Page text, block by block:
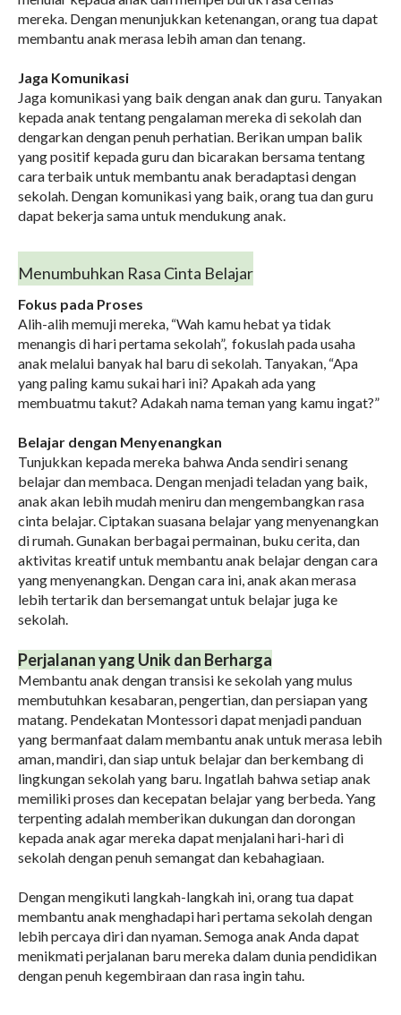
mereka. Dengan menunjukkan ketenangan, orang tua dapat
membantu anak merasa lebih aman dan tenang.
Jaga Komunikasi
Jaga komunikasi yang baik dengan anak dan guru. Tanyakan
kepada anak tentang pengalaman mereka di sekolah dan
dengarkan dengan penuh perhatian. Berikan umpan balik
yang positif kepada guru dan bicarakan bersama tentang
cara terbaik untuk membantu anak beradaptasi dengan
sekolah. Dengan komunikasi yang baik, orang tua dan guru
dapat bekerja sama untuk mendukung anak.
Menumbuhkan Rasa Cinta Belajar
Fokus pada Proses
Alih-alih memuji mereka, “Wah kamu hebat ya tidak
menangis di hari pertama sekolah”, fokuslah pada usaha
anak melalui banyak hal baru di sekolah. Tanyakan, “Apa
yang paling kamu sukai hari ini? Apakah ada yang
membuatmu takut? Adakah nama teman yang kamu ingat?”
Belajar dengan Menyenangkan
Tunjukkan kepada mereka bahwa Anda sendiri senang
belajar dan membaca. Dengan menjadi teladan yang baik,
anak akan lebih mudah meniru dan mengembangkan rasa
cinta belajar. Ciptakan suasana belajar yang menyenangkan
di rumah. Gunakan berbagai permainan, buku cerita, dan
aktivitas kreatif untuk membantu anak belajar dengan cara
yang menyenangkan. Dengan cara ini, anak akan merasa
lebih tertarik dan bersemangat untuk belajar juga ke
sekolah.
Perjalanan yang Unik dan Berharga
Membantu anak dengan transisi ke sekolah yang mulus
membutuhkan kesabaran, pengertian, dan persiapan yang
matang. Pendekatan Montessori dapat menjadi panduan
yang bermanfaat dalam membantu anak untuk merasa lebih
aman, mandiri, dan siap untuk belajar dan berkembang di
lingkungan sekolah yang baru. Ingatlah bahwa setiap anak
memiliki proses dan kecepatan belajar yang berbeda. Yang
terpenting adalah memberikan dukungan dan dorongan
kepada anak agar mereka dapat menjalani hari-hari di
sekolah dengan penuh semangat dan kebahagiaan.
Dengan mengikuti langkah-langkah ini, orang tua dapat
membantu anak menghadapi hari pertama sekolah dengan
lebih percaya diri dan nyaman. Semoga anak Anda dapat
menikmati perjalanan baru mereka dalam dunia pendidikan
dengan penuh kegembiraan dan rasa ingin tahu.